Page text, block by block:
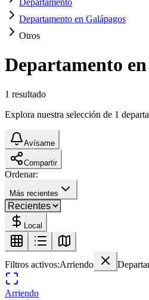
Departamento
Departamento en Galápagos
Otros
Departamento
1 resultado
Explora nuestra selección de 1
Avísame
Compartir
Ordenar:
Más recientes
Local
Filtros activos:Arriendo
Arriendo